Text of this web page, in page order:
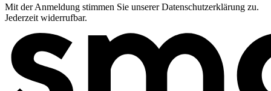
Mit der Anmeldung stimmen Sie unserer Datenschutzerklärung zu.
Jederzeit widerrufbar.